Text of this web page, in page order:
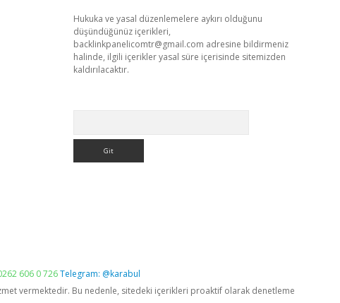
Hukuka ve yasal düzenlemelere aykırı olduğunu
düşündüğünüz içerikleri,
backlinkpanelicomtr@gmail.com adresine bildirmeniz
halinde, ilgili içerikler yasal süre içerisinde sitemizden
kaldırılacaktır.
606 0 726Telegram: @karabul
vermektedir. Bu nedenle, sitedeki içerikleri proaktif olarak denetleme